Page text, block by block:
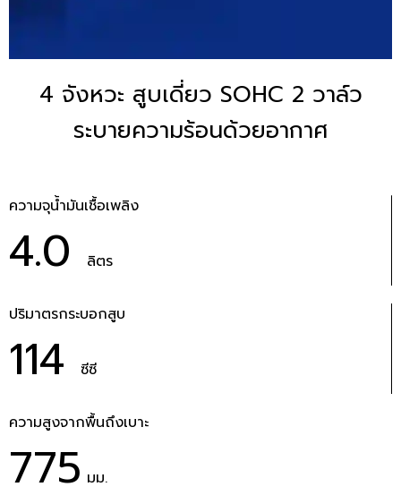
4 จังหวะ สูบเดี่ยว SOHC 2 วาล์ว
ระบายความร้อนด้วยอากาศ
ความจุน้ำมันเชื้อเพลิง
4.0 ลิตร
ปริมาตรกระบอกสูบ
114 ซีซี
ความสูงจากพื้นถึงเบาะ
775 มม.